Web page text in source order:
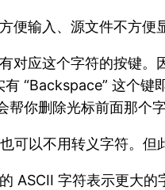
便输入、源文件不方
对应这个字符的按键。
“Backspace” 这个键
帮你删除光标前面那个
可以不用转义字符。但
ASCII 字符表示更大